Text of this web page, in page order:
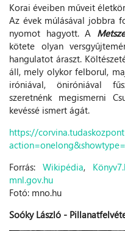
Korai éveiben műveit
Az évek múlásával jobbra
nyomot hagyott. A
kötete olyan
hangulatot áraszt.
áll, mely olykor felborul,
iróniával, öniróniával
szeretnénk megismerni
kevéssé ismert ágát.
https://
Forrás: Wikipédia,
mnl.gov.hu
Fotó: mno.hu
Soóky László -